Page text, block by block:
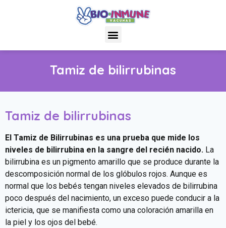
Tamiz de bilirrubinas
Tamiz de bilirrubinas
El Tamiz de Bilirrubinas es una prueba que mide los
niveles de bilirrubina en la sangre del recién nacido. La
bilirrubina es un pigmento amarillo que se produce durante la
descomposición normal de los glóbulos rojos. Aunque es
normal que los bebés tengan niveles elevados de bilirrubina
poco después del nacimiento, un exceso puede conducir a la
ictericia, que se manifiesta como una coloración amarilla en
la piel y los ojos del bebé.